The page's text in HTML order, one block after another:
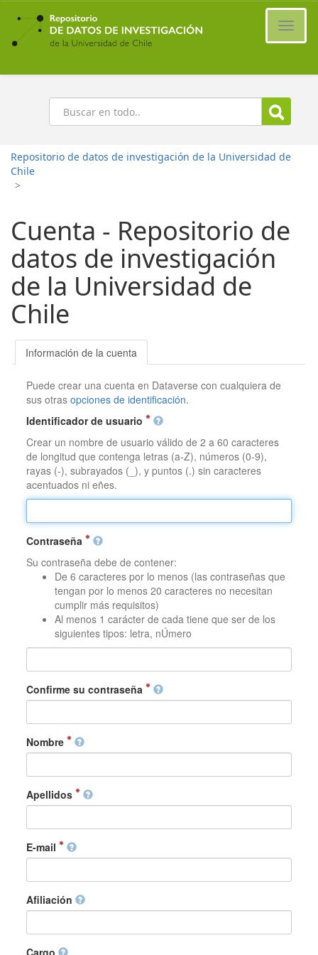
Ir
contenido
principal
Buscar
Repositorio de datos de investigación de la Universidad de
Chile
>
Cuenta - Repositorio de
datos de investigación
de la Universidad de
Chile
Información de la cuenta
Puede crear una cuenta en Dataverse con cualquiera de
sus otrasopciones de identificación.
Identificador de usuario
Crear un nombre de usuario válido de 2 a 60 caracteres
de longitud que contenga letras (a-Z), números (0-9),
rayas (-), subrayados (_), y puntos (.) sin caracteres
acentuados ni eñes.
Contraseña
Su contraseña debe de contener:
De 6 caracteres por lo menos (las contraseñas que
tengan por lo menos 20 caracteres no necesitan
cumplir más requisitos)
Al menos 1 carácter de cada tiene que ser de los
siguientes tipos: letra, nÚmero
Confirme su contraseña
Nombre
Apellidos
E-mail
Afiliación
Cargo